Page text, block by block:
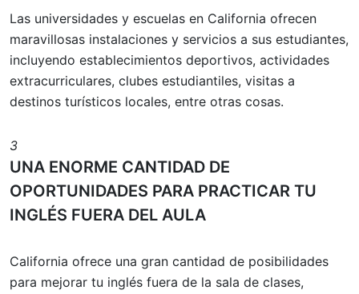
Las universidades y escuelas en California ofrecen
maravillosas instalaciones y servicios a sus estudiantes,
incluyendo establecimientos deportivos, actividades
extracurriculares, clubes estudiantiles, visitas a
destinos turísticos locales, entre otras cosas.
3
UNA ENORME CANTIDAD DE
OPORTUNIDADES PARA PRACTICAR TU
INGLÉS FUERA DEL AULA
California ofrece una gran cantidad de posibilidades
para mejorar tu inglés fuera de la sala de clases,